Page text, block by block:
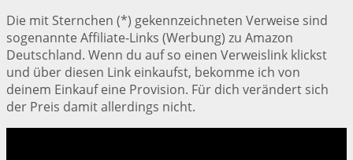
Die mit Sternchen (*) gekennzeichneten Verweise sind
sogenannte Affiliate-Links (Werbung) zu Amazon
Deutschland. Wenn du auf so einen Verweislink klickst
und über diesen Link einkaufst, bekomme ich von
deinem Einkauf eine Provision. Für dich verändert sich
der Preis damit allerdings nicht.